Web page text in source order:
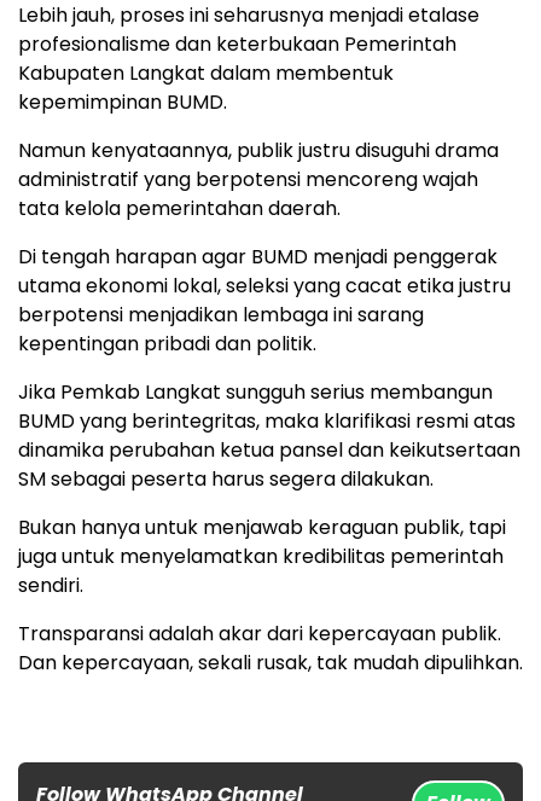
Lebih jauh, proses ini seharusnya menjadi etalase
profesionalisme dan keterbukaan Pemerintah
Kabupaten Langkat dalam membentuk
kepemimpinan BUMD.
Namun kenyataannya, publik justru disuguhi drama
administratif yang berpotensi mencoreng wajah
tata kelola pemerintahan daerah.
Di tengah harapan agar BUMD menjadi penggerak
utama ekonomi lokal, seleksi yang cacat etika justru
berpotensi menjadikan lembaga ini sarang
kepentingan pribadi dan politik.
Jika Pemkab Langkat sungguh serius membangun
BUMD yang berintegritas, maka klarifikasi resmi atas
dinamika perubahan ketua pansel dan keikutsertaan
SM sebagai peserta harus segera dilakukan.
Bukan hanya untuk menjawab keraguan publik, tapi
juga untuk menyelamatkan kredibilitas pemerintah
sendiri.
Transparansi adalah akar dari kepercayaan publik.
Dan kepercayaan, sekali rusak, tak mudah dipulihkan.
Follow WhatsApp Channel